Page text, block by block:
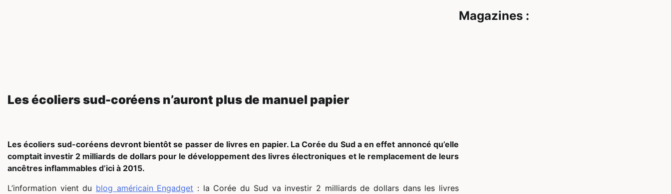
Les écoliers sud-coréens n’auront plus de manuel papier
Les écoliers sud-coréens devront bientôt se passer de livres en papier. La Corée du Sud a en effet annoncé qu’elle
comptait investir 2 milliards de dollars pour le développement des livres électroniques et le remplacement de leurs
ancêtres inflammables d’ici à 2015.
L’information vient du blog américain Engadget : la Corée du Sud va investir 2 milliards de dollars dans les livres
Magazines :